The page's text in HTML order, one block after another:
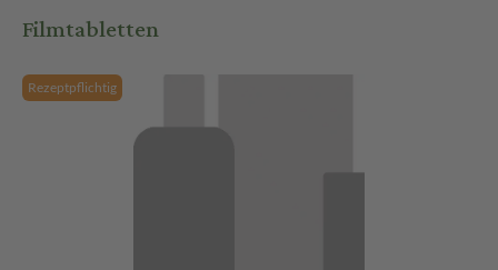
Filmtabletten
Rezeptpflichtig